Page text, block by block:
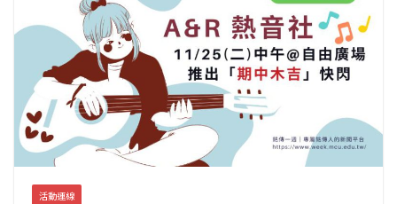
活動連線